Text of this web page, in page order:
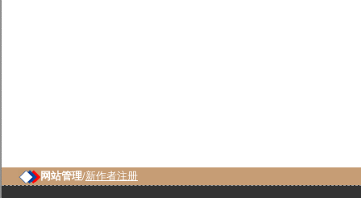
网站管理/新作者注册